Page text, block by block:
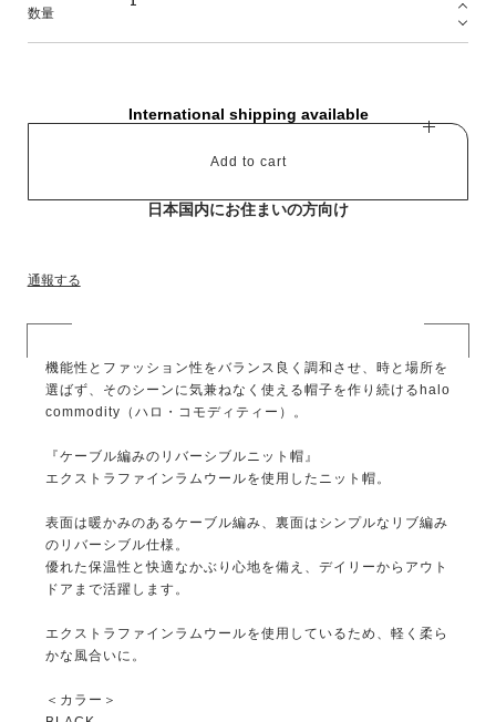
数量
International shipping available
Add to cart
日本国内にお住まいの方向け
通報する
機能性とファッション性をバランス良く調和させ、時と場所を
選ばず、そのシーンに気兼ねなく使える帽子を作り続けるhalo
commodity（ハロ・コモディティー）。
『ケーブル編みのリバーシブルニット帽』
エクストラファインラムウールを使用したニット帽。
表面は暖かみのあるケーブル編み、裏面はシンプルなリブ編み
のリバーシブル仕様。
優れた保温性と快適なかぶり心地を備え、デイリーからアウト
ドアまで活躍します。
エクストラファインラムウールを使用しているため、軽く柔ら
かな風合いに。
＜カラー＞